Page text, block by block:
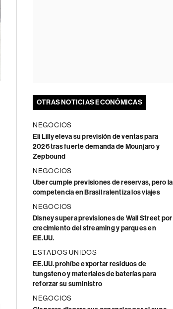
OTRAS NOTICIAS ECONÓMICAS
NEGOCIOS
Eli Lilly eleva su previsión de ventas para
2026 tras fuerte demanda de Mounjaro y
Zepbound
NEGOCIOS
Uber cumple previsiones de reservas, pero la
competencia en Brasil ralentiza los viajes
NEGOCIOS
Disney supera previsiones de Wall Street por
crecimiento del streaming y parques en
EE.UU.
ESTADOS UNIDOS
EE.UU. prohíbe exportar residuos de
tungsteno y materiales de baterías para
reforzar su suministro
NEGOCIOS